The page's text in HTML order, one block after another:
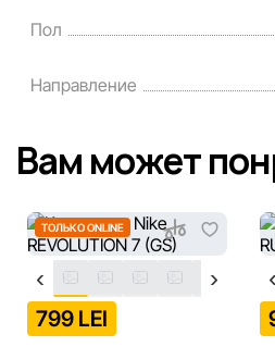
скидок, подарков, рассрочки и
порядке и без
информацию на сайте, чтобы
исправлять возможные ошибки
сроки.
Пол
Направление
Вам может
ТОЛЬКО ONLINE
799 LEI